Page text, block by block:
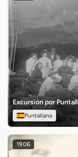
Excursión por
Puntallana
1906